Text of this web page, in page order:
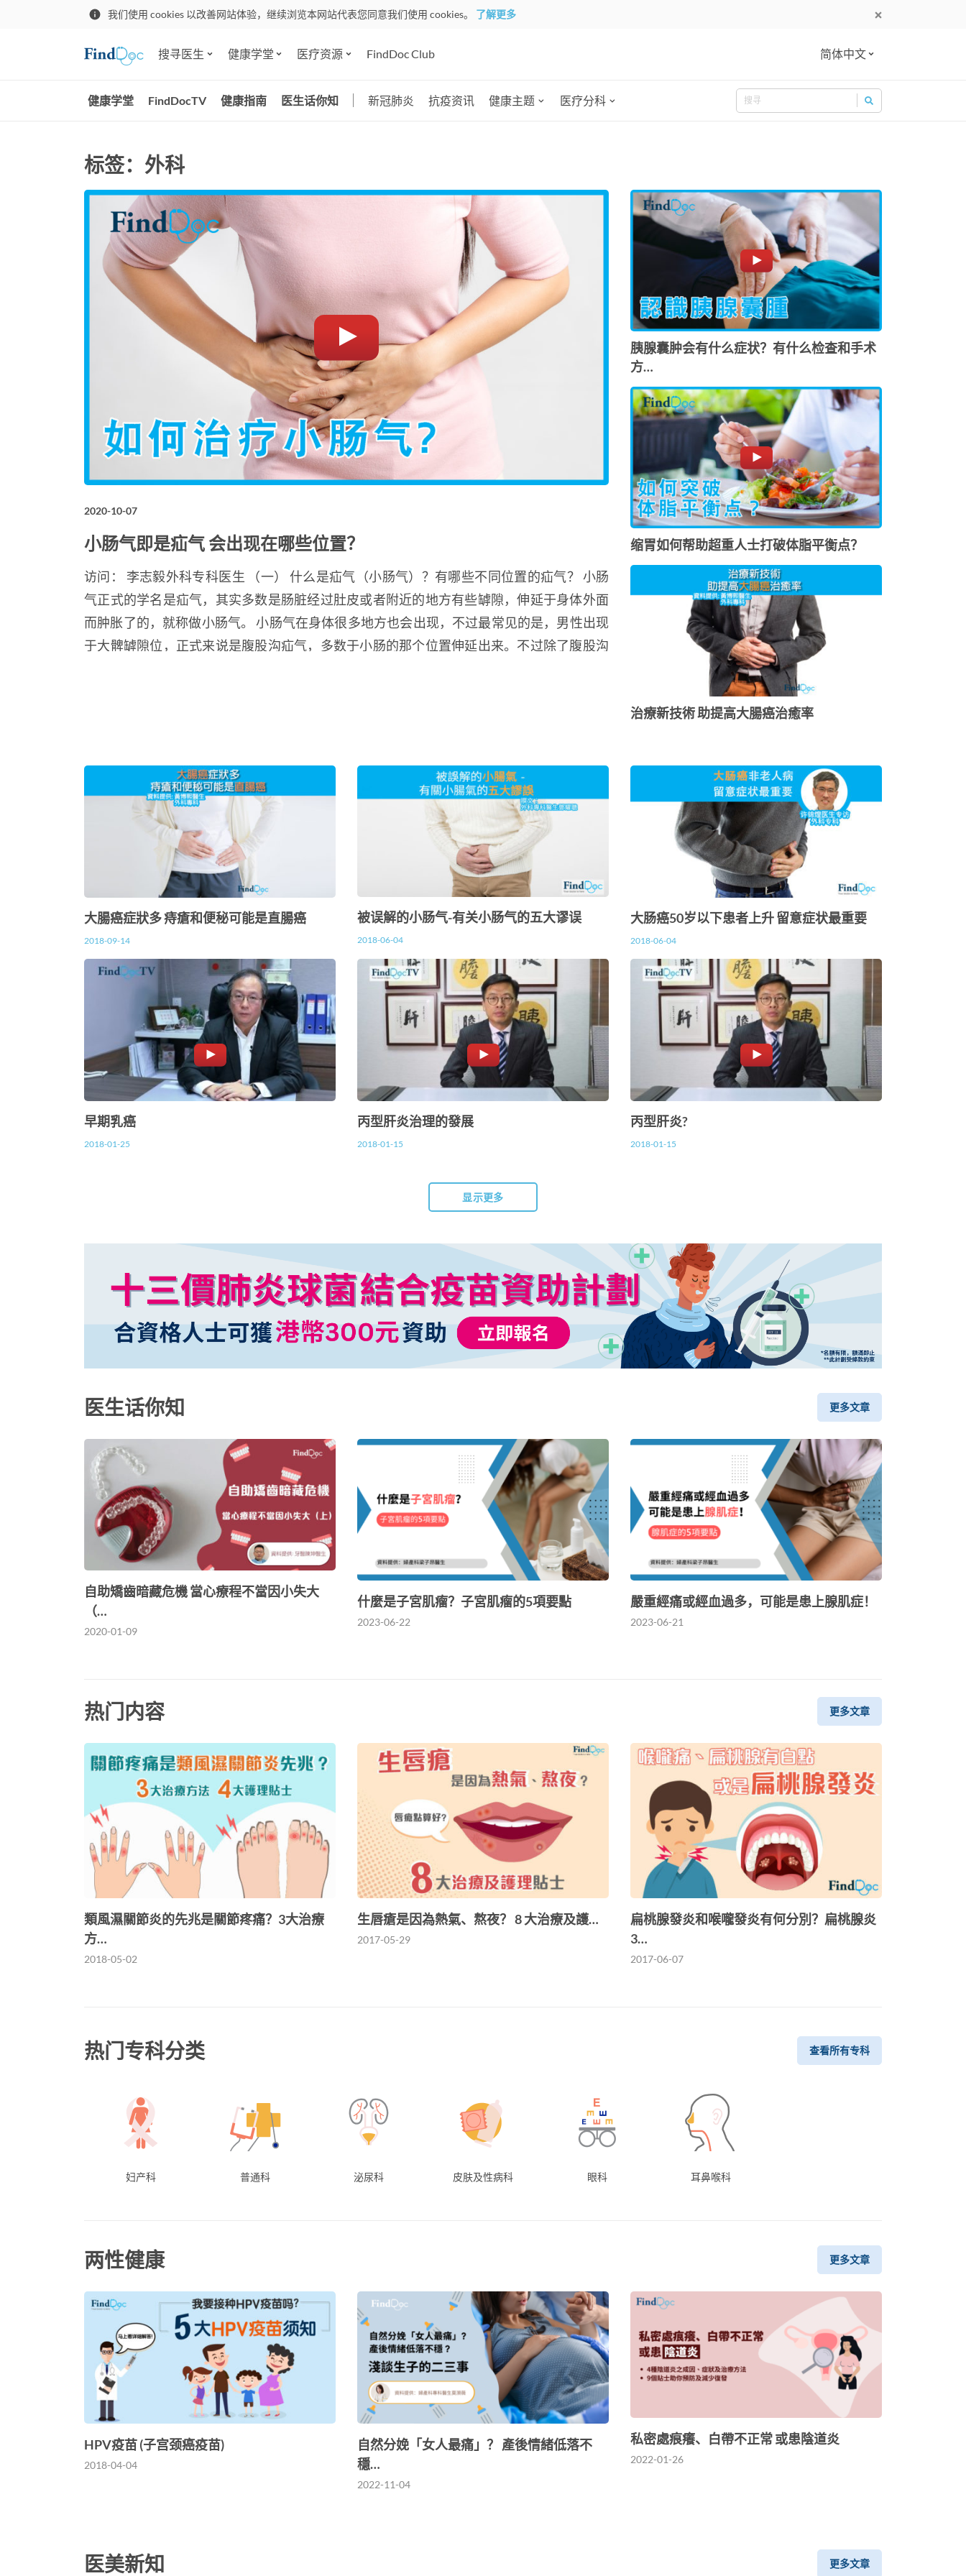
我们使用 cookies 以改善网站体验，继续浏览本网站代表您同意我们使用 cookies。 了解更多
搜寻医生 健康学堂 医疗资源 FindDoc Club 简体中文
健康学堂 FindDocTV 健康指南 医生话你知 新冠肺炎 抗疫资讯 健康主题 医疗分科
Search for:
Search
标签：外科
2020-10-07
小肠气即是疝气 会出现在哪些位置？
访问： 李志毅外科专科医生 （一） 什么是疝气（小肠气）？有哪些不同位置的疝气？ 小肠
气正式的学名是疝气，其实多数是肠脏经过肚皮或者附近的地方有些罅隙，伸延于身体外面
而肿胀了的，就称做小肠气。 小肠气在身体很多地方也会出现，不过最常见的是，男性出现
于大髀罅隙位，正式来说是腹股沟疝气，多数于小肠的那个位置伸延出来。不过除了腹股沟
胰腺囊肿会有什么症状？有什么检查和手术
方…
缩胃如何帮助超重人士打破体脂平衡点？
治療新技術 助提高大腸癌治癒率
大腸癌症狀多 痔瘡和便秘可能是直腸癌
2018-09-14
被误解的小肠气-有关小肠气的五大谬误
2018-06-04
大肠癌50岁以下患者上升 留意症状最重要
2018-06-04
早期乳癌
2018-01-25
丙型肝炎治理的發展
2018-01-15
丙型肝炎?
2018-01-15
显示更多
医生话你知 更多文章
自助矯齒暗藏危機 當心療程不當因小失大
（…
2020-01-09
什麼是子宮肌瘤？子宮肌瘤的5項要點
2023-06-22
嚴重經痛或經血過多，可能是患上腺肌症！
2023-06-21
热门内容 更多文章
類風濕關節炎的先兆是關節疼痛？3大治療
方…
2018-05-02
生唇瘡是因為熱氣、熬夜？ 8 大治療及護…
2017-05-29
扁桃腺發炎和喉嚨發炎有何分別？扁桃腺炎
3…
2017-06-07
热门专科分类 查看所有专科
妇产科 普通科 泌尿科 皮肤及性病科 眼科 耳鼻喉科
两性健康 更多文章
HPV疫苗 (子宫颈癌疫苗)
2018-04-04
自然分娩「女人最痛」？ 產後情緒低落不
穩…
2022-11-04
私密處痕癢、白帶不正常 或患陰道炎
2022-01-26
医美新知 更多文章